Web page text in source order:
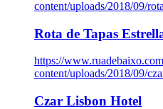
content/uploads/2018/09/
Rota de Tapas
https://
content/uploads/2018/09/
Czar Lisbon Hotel